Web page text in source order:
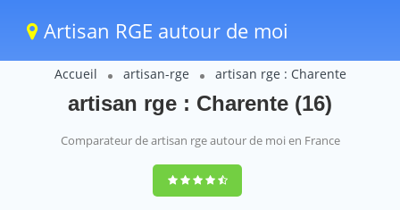
Artisan RGE autour de moi
Accueil artisan-rge artisan rge : Charente
artisan rge : Charente (16)
Comparateur de artisan rge autour de moi en France